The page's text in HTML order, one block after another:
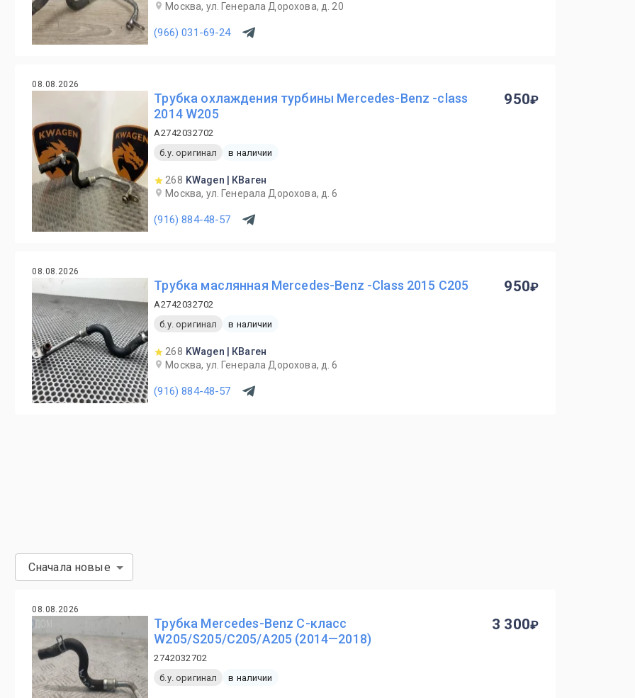
Москва, ул. Генерала Дорохова, д. 20
(966) 031-69-24
08.08.2026
Трубка охлаждения турбины Mercedes-Benz -class
2014 W205
A2742032702
б.у. оригинал
в наличии
268 KWagen | КВаген
Москва, ул. Генерала Дорохова, д. 6
(916) 884-48-57
950
08.08.2026
Трубка маслянная Mercedes-Benz -Class 2015 C205
A2742032702
б.у. оригинал
в наличии
268 KWagen | КВаген
Москва, ул. Генерала Дорохова, д. 6
(916) 884-48-57
950
Сначала новые
08.08.2026
Трубка Mercedes-Benz C-класс
W205/S205/C205/A205 (2014—2018)
2742032702
б.у. оригинал
в наличии
3 300